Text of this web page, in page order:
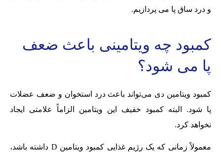
و درد ساق پا می پردازیم.
کمبود چه ویتامینی باعث ضعف
پا می شود؟
کمبود ویتامین دی می‌تواند باعث درد استخوان و ضعف عضلات
پا شود. البته کمبود خفیف این ویتامین الزاماً علامتی ایجاد
نخواهد کرد.
معمولاً زمانی که یک رژیم غذایی کمبود ویتامین D داشته باشد،